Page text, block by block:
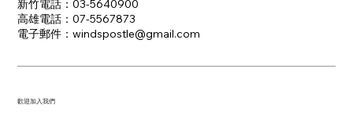
新竹電話：03-5640900
高雄電話：07-5567873
電子郵件：​windspostle@gmail.com
​歡迎加入我們